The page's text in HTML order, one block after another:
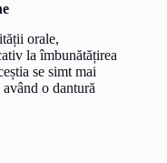
orale,
la îmbunătățirea
se simt mai
o dantură